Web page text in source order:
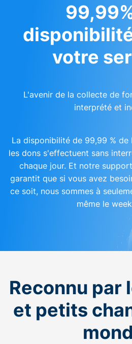
votre
L'avenir de la collecte de
interprété et
La disponibilité de 99,99 %
les dons s'effectuent sans
chaque jour. Et notre
garantit que si vous avez
ce soit, nous sommes à
même le
Reconnu par
et petits